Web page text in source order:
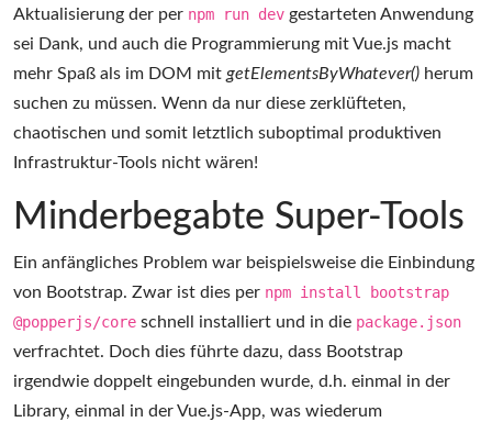
Aktualisierung der per npm run dev gestarteten Anwendung
sei Dank, und auch die Programmierung mit Vue.js macht
mehr Spaß als im DOM mit getElementsByWhatever() herum
suchen zu müssen. Wenn da nur diese zerklüfteten,
chaotischen und somit letztlich suboptimal produktiven
Infrastruktur-Tools nicht wären!
Minderbegabte Super-Tools
Ein anfängliches Problem war beispielsweise die Einbindung
von Bootstrap. Zwar ist dies per npm install bootstrap
@popperjs/core schnell installiert und in die package.json
verfrachtet. Doch dies führte dazu, dass Bootstrap
irgendwie doppelt eingebunden wurde, d.h. einmal in der
Library, einmal in der Vue.js-App, was wiederum